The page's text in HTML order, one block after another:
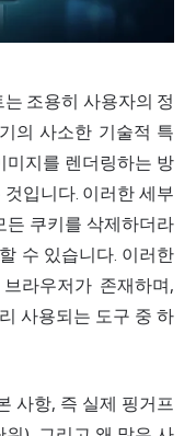
조용히 사용자의 정
의 사소한 기술적 특
미지를 렌더링하는 방
입니다. 이러한 세부
든 쿠키를 삭제하더라
수 있습니다. 이러한
라우저가 존재하며,
사용되는 도구 중 하
사항, 즉 실제 핑거프